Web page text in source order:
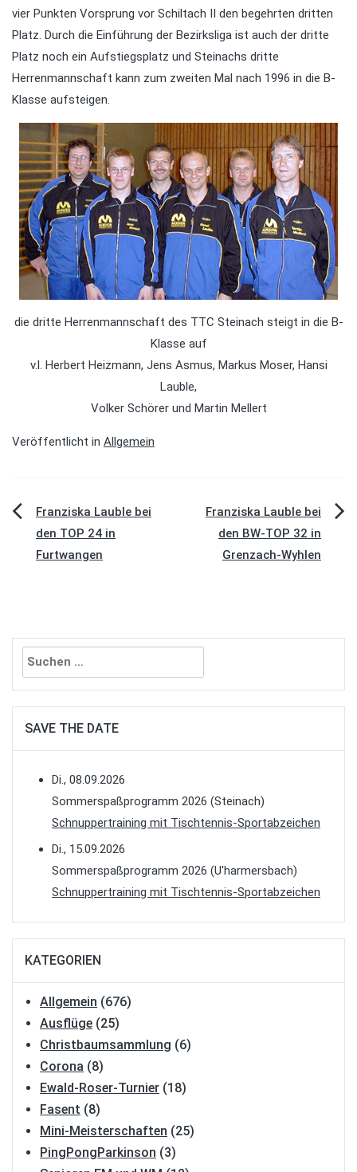
vier Punkten Vorsprung vor Schiltach II den begehrten dritten
Platz. Durch die Einführung der Bezirksliga ist auch der dritte
Platz noch ein Aufstiegsplatz und Steinachs dritte
Herrenmannschaft kann zum zweiten Mal nach 1996 in die B-
Klasse aufsteigen.
die dritte Herrenmannschaft des TTC Steinach steigt in die B-
Klasse auf
v.l. Herbert Heizmann, Jens Asmus, Markus Moser, Hansi
Lauble,
Volker Schörer und Martin Mellert
Veröffentlicht in Allgemein
Beitragsnavigation
Franziska Lauble bei
den TOP 24 in
Furtwangen
Franziska Lauble bei
den BW-TOP 32 in
Grenzach-Wyhlen
Suchen
nach:
SAVE THE DATE
Di., 08.09.2026
Sommerspaßprogramm 2026 (Steinach)
Schnuppertraining mit Tischtennis-Sportabzeichen
Di., 15.09.2026
Sommerspaßprogramm 2026 (U'harmersbach)
Schnuppertraining mit Tischtennis-Sportabzeichen
KATEGORIEN
Allgemein (676)
Ausflüge (25)
Christbaumsammlung (6)
Corona (8)
Ewald-Roser-Turnier (18)
Fasent (8)
Mini-Meisterschaften (25)
PingPongParkinson (3)